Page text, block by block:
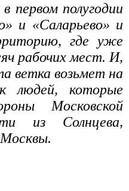
полугодии
и «Саларьево» и
где уже
рабочих мест. И,
ветка возьмет на
людей, которые
Московской
из Солнцева,